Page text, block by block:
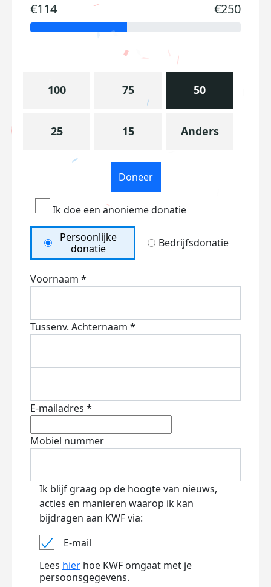
€114 €250
100 75 50
25 15 Anders
Doneer
Ik doe een anonieme donatie
Persoonlijke
donatie
Bedrijfsdonatie
Voornaam *
Tussenv. Achternaam *
E-mailadres *
Mobiel nummer
Ik blijf graag op de hoogte van nieuws,
acties en manieren waarop ik kan
bijdragen aan KWF via:
E-mail
Lees hier hoe KWF omgaat met je
persoonsgegevens.